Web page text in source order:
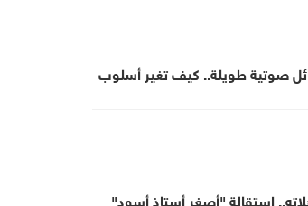
صوتية طويلة.. كيف تغير أسلوب
استقالة "أصغر أستاذ أسود"